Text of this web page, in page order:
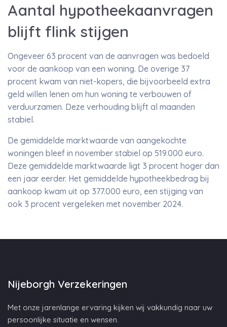
Aantal hypotheekaanvragen
blijft flink stijgen
Ongeveer 63 procent van de aanvragen was bedoeld
voor de aankoop van een woning. De overige 37
procent kwam van niet-kopers, die bijvoorbeeld extra
geld willen lenen om hun woning te verbouwen of
verduurzamen. Deze verhouding blijft al maanden
stabiel.
De gemiddelde marktwaarde van aangekochte
woningen bleef in november stabiel op 519.000 euro.
Deze gemiddelde marktwaarde ligt 3 procent hoger dan
een jaar eerder. Het gemiddelde hypotheekbedrag bij
aankoop kwam uit op 377.000 euro, een stijging van
ook 3 procent vergeleken met november 2024.
Nijeborgh Verzekeringen
Met onze jarenlange ervaring kijken wij vakkundig naar uw
persoonlijke situatie en wensen.